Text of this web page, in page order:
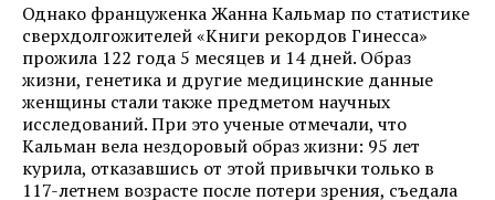
Однако француженка Жанна Кальмар по статистике
сверхдолгожителей «Книги рекордов Гинесса»
прожила 122 года 5 месяцев и 14 дней. Образ
жизни, генетика и другие медицинские данные
женщины стали также предметом научных
исследований. При это ученые отмечали, что
Кальман вела нездоровый образ жизни: 95 лет
курила, отказавшись от этой привычки только в
117-летнем возрасте после потери зрения, съедала